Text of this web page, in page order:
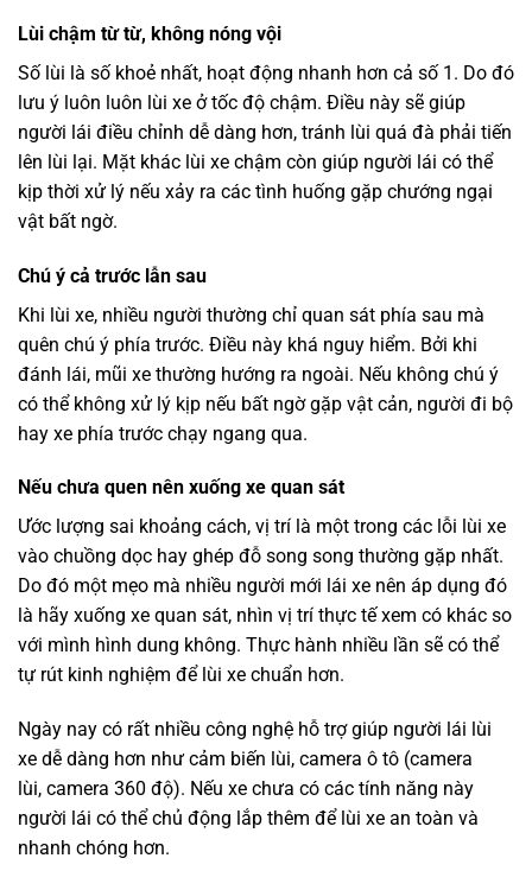
Lùi chậm từ từ, không nóng vội
Số lùi là số khoẻ nhất, hoạt động nhanh hơn cả số 1. Do đó
lưu ý luôn luôn lùi xe ở tốc độ chậm. Điều này sẽ giúp
người lái điều chỉnh dễ dàng hơn, tránh lùi quá đà phải tiến
lên lùi lại. Mặt khác lùi xe chậm còn giúp người lái có thể
kịp thời xử lý nếu xảy ra các tình huống gặp chướng ngại
vật bất ngờ.
Chú ý cả trước lẫn sau
Khi lùi xe, nhiều người thường chỉ quan sát phía sau mà
quên chú ý phía trước. Điều này khá nguy hiểm. Bởi khi
đánh lái, mũi xe thường hướng ra ngoài. Nếu không chú ý
có thể không xử lý kịp nếu bất ngờ gặp vật cản, người đi bộ
hay xe phía trước chạy ngang qua.
Nếu chưa quen nên xuống xe quan sát
Ước lượng sai khoảng cách, vị trí là một trong các lỗi lùi xe
vào chuồng dọc hay ghép đỗ song song thường gặp nhất.
Do đó một mẹo mà nhiều người mới lái xe nên áp dụng đó
là hãy xuống xe quan sát, nhìn vị trí thực tế xem có khác so
với mình hình dung không. Thực hành nhiều lần sẽ có thể
tự rút kinh nghiệm để lùi xe chuẩn hơn.
Ngày nay có rất nhiều công nghệ hỗ trợ giúp người lái lùi
xe dễ dàng hơn như cảm biến lùi, camera ô tô (camera
lùi, camera 360 độ). Nếu xe chưa có các tính năng này
người lái có thể chủ động lắp thêm để lùi xe an toàn và
nhanh chóng hơn.